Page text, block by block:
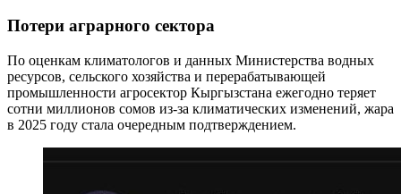
Потери аграрного сектора
По оценкам климатологов и данных Министерства водных
ресурсов, сельского хозяйства и перерабатывающей
промышленности агросектор Кыргызстана ежегодно теряет
сотни миллионов сомов из-за климатических изменений, жара
в 2025 году стала очередным подтверждением.